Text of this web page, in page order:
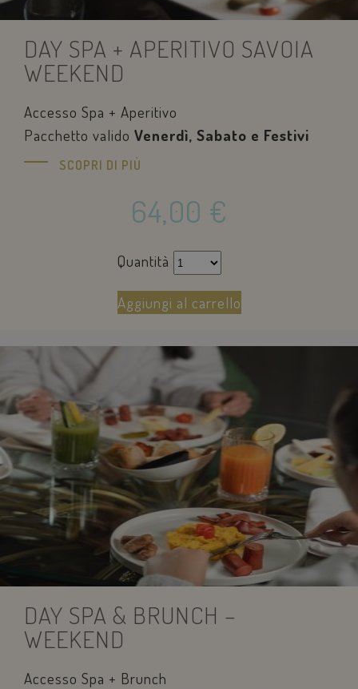
DAY SPA + APERITIVO SAVOIA
WEEKEND
Accesso Spa + Aperitivo
Pacchetto valido Venerdì, Sabato e Festivi
SCOPRI DI PIÙ
64,00 €
Quantità
Aggiungi al carrello
DAY SPA & BRUNCH –
WEEKEND
Accesso Spa + Brunch